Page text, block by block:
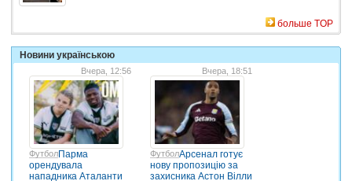
больше TOP
Новини українською
Вчера, 12:56
ФутболПарма
орендувала
нападника Аталанти
Вчера, 18:51
ФутболАрсенал готує
нову пропозицію за
захисника Астон Вілли